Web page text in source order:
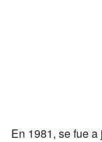
En 1981, se fue